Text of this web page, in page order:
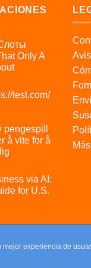
Only A
test.com/
å vite for å
via AI:
for U.S.
y muy frikis.
experiencia de